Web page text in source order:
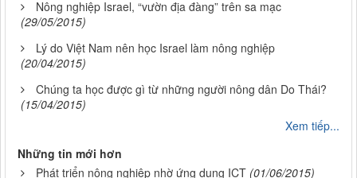
Nông nghiệp Israel, “vườn địa đàng” trên sa mạc
(29/05/2015)
Lý do Việt Nam nên học Israel làm nông nghiệp
(20/04/2015)
Chúng ta học được gì từ những người nông dân Do Thái?
(15/04/2015)
Xem tiếp...
Những tin mới hơn
Phát triển nông nghiệp nhờ ứng dụng ICT (01/06/2015)